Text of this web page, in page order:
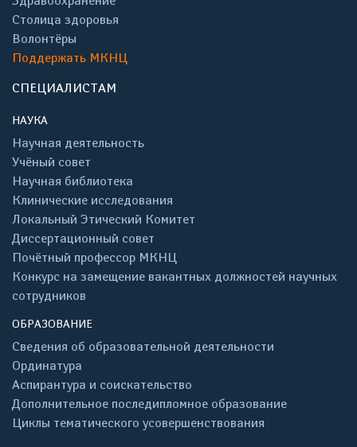
Столица здоровья
Волонтёры
Поддержать МКНЦ
СПЕЦИАЛИСТАМ
НАУКА
Научная деятельность
Учёный совет
Научная библиотека
Клинические исследования
Локальный Этический Комитет
Диссертационный совет
Почётный профессор МКНЦ
Конкурс на замещение вакантных должностей научных
сотрудников
ОБРАЗОВАНИЕ
Сведения об образовательной деятельности
Ординатура
Аспирантура и соискательство
Дополнительное последипломное образование
Циклы тематического усовершенствования